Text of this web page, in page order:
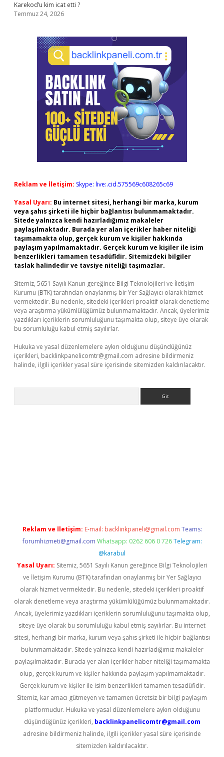
Karekod’u kim icat etti ?
Temmuz 24, 2026
Reklam ve İletişim: Skype: live:.cid.575569c608265c69
Yasal Uyarı: Bu internet sitesi, herhangi bir marka, kurum
veya şahıs şirketi ile hiçbir bağlantısı bulunmamaktadır.
Sitede yalnızca kendi hazırladığımız makaleler
paylaşılmaktadır. Burada yer alan içerikler haber niteliği
taşımamakta olup, gerçek kurum ve kişiler hakkında
paylaşım yapılmamaktadır. Gerçek kurum ve kişiler ile isim
benzerlikleri tamamen tesadüfidir. Sitemizdeki bilgiler
taslak halindedir ve tavsiye niteliği taşımazlar.
Sitemiz, 5651 Sayılı Kanun gereğince Bilgi Teknolojileri ve İletişim
Kurumu (BTK) tarafından onaylanmış bir Yer Sağlayıcı olarak hizmet
vermektedir. Bu nedenle, sitedeki içerikleri proaktif olarak denetleme
veya araştırma yükümlülüğümüz bulunmamaktadır. Ancak, üyelerimiz
yazdıkları içeriklerin sorumluluğunu taşımakta olup, siteye üye olarak
bu sorumluluğu kabul etmiş sayılırlar.
Hukuka ve yasal düzenlemelere aykırı olduğunu düşündüğünüz
içerikleri, backlinkpanelicomtr@gmail.com adresine bildirmeniz
halinde, ilgili içerikler yasal süre içerisinde sitemizden kaldırılacaktır.
Reklam ve İletişim: E-mail: backlinkpaneli@gmail.com Teams:
forumhizmeti@gmail.com Whatsapp: 0262 606 0 726 Telegram:
@karabul
Yasal Uyarı: Sitemiz, 5651 Sayılı Kanun gereğince Bilgi Teknolojileri
ve İletişim Kurumu (BTK) tarafından onaylanmış bir Yer Sağlayıcı
olarak hizmet vermektedir. Bu nedenle, sitedeki içerikleri proaktif
olarak denetleme veya araştırma yükümlülüğümüz bulunmamaktadır.
Ancak, üyelerimiz yazdıkları içeriklerin sorumluluğunu taşımakta olup,
siteye üye olarak bu sorumluluğu kabul etmiş sayılırlar. Bu internet
sitesi, herhangi bir marka, kurum veya şahıs şirketi ile hiçbir bağlantısı
bulunmamaktadır. Sitede yalnızca kendi hazırladığımız makaleler
paylaşılmaktadır. Burada yer alan içerikler haber niteliği taşımamakta
olup, gerçek kurum ve kişiler hakkında paylaşım yapılmamaktadır.
Gerçek kurum ve kişiler ile isim benzerlikleri tamamen tesadüfidir.
Sitemiz, kar amacı gütmeyen ve tamamen ücretsiz bir bilgi paylaşım
platformudur. Hukuka ve yasal düzenlemelere aykırı olduğunu
düşündüğünüz içerikleri, backlinkpanelicomtr@gmail.com
adresine bildirmeniz halinde, ilgili içerikler yasal süre içerisinde
sitemizden kaldırılacaktır.